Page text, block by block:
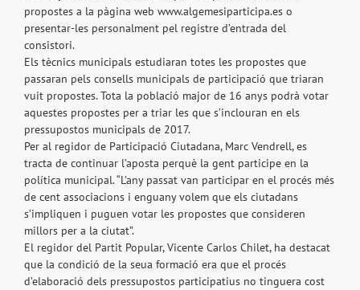
propostes a la pàgina web www.algemesiparticipa.es o
presentar-les personalment pel registre d’entrada del
consistori.
Els tècnics municipals estudiaran totes les propostes que
passaran pels consells municipals de participació que triaran
vuit propostes. Tota la població major de 16 anys podrà votar
aquestes propostes per a triar les que s’inclouran en els
pressupostos municipals de 2017.
Per al regidor de Participació Ciutadana, Marc Vendrell, es
tracta de continuar l’aposta perquè la gent participe en la
política municipal. “L’any passat van participar en el procés més
de cent associacions i enguany volem que els ciutadans
s’impliquen i puguen votar les propostes que consideren
millors per a la ciutat”.
El regidor del Partit Popular, Vicente Carlos Chilet, ha destacat
que la condició de la seua formació era que el procés
d’elaboració dels pressupostos participatius no tinguera cost